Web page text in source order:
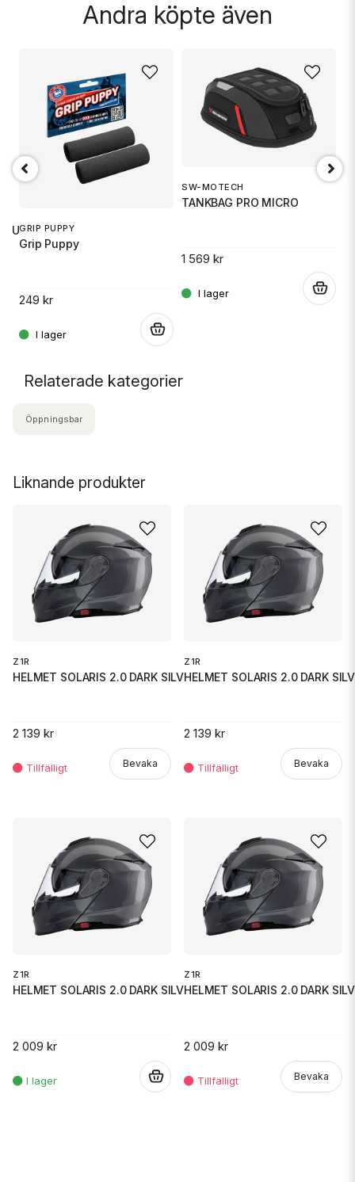
Skicka fråga
Andra köpte även
RUGRIP PUPPY
Grip Puppy
249 kr
SW-MOTECH
TANKBAG PRO MICRO
1 569 kr
Liknande produkter
Z1R
HELMET SOLARIS 2.0 DARK SILVER
2 139 kr
Bevaka
Z1R
HELMET SOLARIS 2.0 DARK
2 139 kr
Bevaka
Z1R
HELMET SOLARIS 2.0 DARK SILVER
2 009 kr
Z1R
HELMET SOLARIS 2.0 DARK
2 009 kr
Bevaka
Relaterade kategorier
Öppningsbar